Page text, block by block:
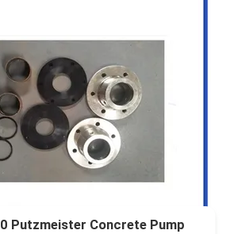
Putzmeister Concrete Pump